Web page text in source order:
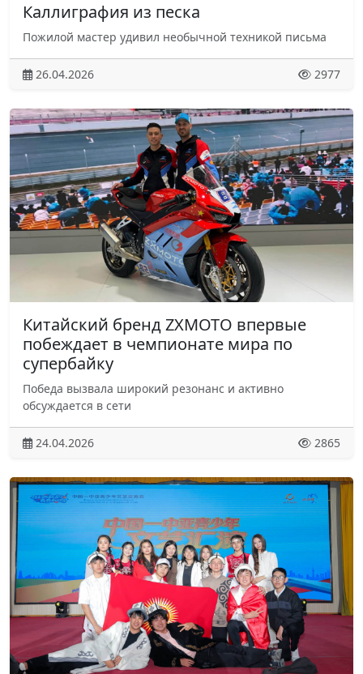
Каллиграфия из песка
Пожилой мастер удивил необычной техникой письма
26.04.2026 2977
Китайский бренд ZXMOTO впервые
побеждает в чемпионате мира по
супербайку
Победа вызвала широкий резонанс и активно
обсуждается в сети
24.04.2026 2865